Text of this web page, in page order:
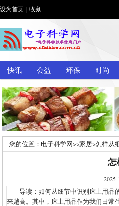
设为首页 收藏
快讯 公益 环保 时尚
您的位置： 电子科学网>>家居>怎样从
怎
导读：如何从细节中识别床上用品
来越高。其中，床上用品作为我们日常